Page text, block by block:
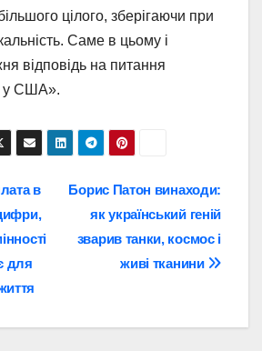
цілого, зберігаючи при
Саме в цьому і
відповідь на питання
у США».
Борис Патон винаходи:
як український геній
зварив танки, космос і
живі тканини
в
для